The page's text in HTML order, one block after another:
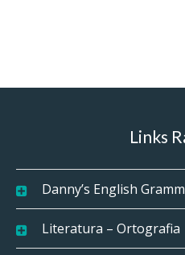
Links
Danny’s English
Literatura – Ortografia